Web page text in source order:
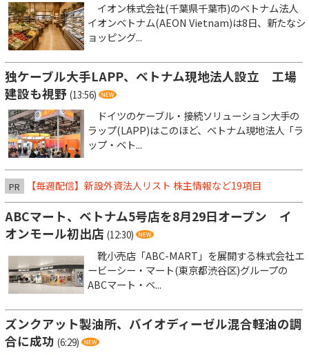
イオン株式会社(千葉県千葉市)のベトナム法人
イオンベトナム(AEON Vietnam)は8日、新たなシ
ョッピング...
独ケーブル大手LAPP、ベトナム現地法人設立 工場
建設も視野 (13:56)
ドイツのケーブル・接続ソリューション大手の
ラップ(LAPP)はこのほど、ベトナム現地法人「ラ
ップ・ベト...
PR 【毎週配信】新設外資法人リスト 株主情報など19項目
ABCマート、ベトナム5号店を8月29日オープン イ
オンモール初出店 (12:30)
靴小売店「ABC-MART」を展開する株式会社エ
ービーシー・マート(東京都渋谷区)グループの
ABCマート・ベ...
ズンクアット製油所、バイオディーゼル混合軽油の調
合に成功 (6:29)